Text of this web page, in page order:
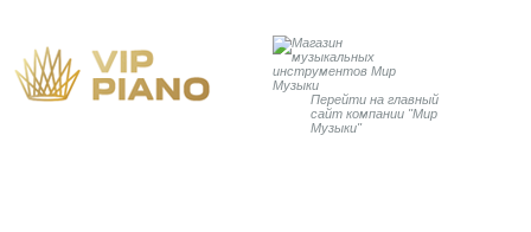
Перейти на главный
сайт компании "Мир
Музыки"